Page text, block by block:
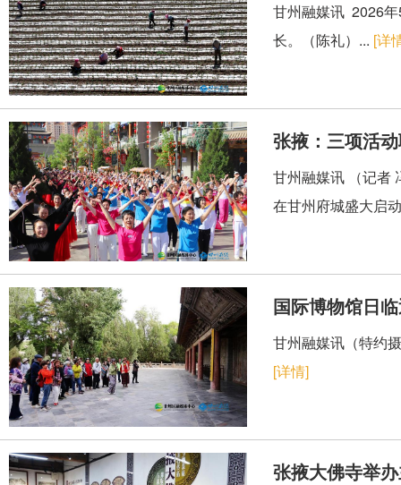
甘州融媒讯 2026
长。（陈礼）... [详
张掖：三项活
甘州融媒讯 （记者
在甘州府城盛大启
国际博物馆日
甘州融媒讯（特约
[详情]
张掖大佛寺举